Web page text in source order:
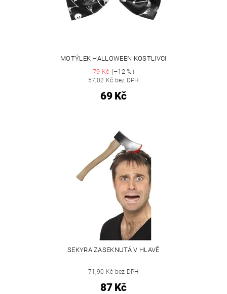
MOTÝLEK HALLOWEEN KOSTLIVCI
79 Kč(–12 %)
57,02 Kč bez DPH
69 Kč
SEKYRA ZASEKNUTÁ V HLAVĚ
71,90 Kč bez DPH
87 Kč